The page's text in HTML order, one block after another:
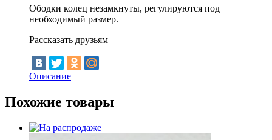
Ободки колец незамкнуты, регулируются под
необходимый размер.
Рассказать друзьям
Описание
Похожие товары